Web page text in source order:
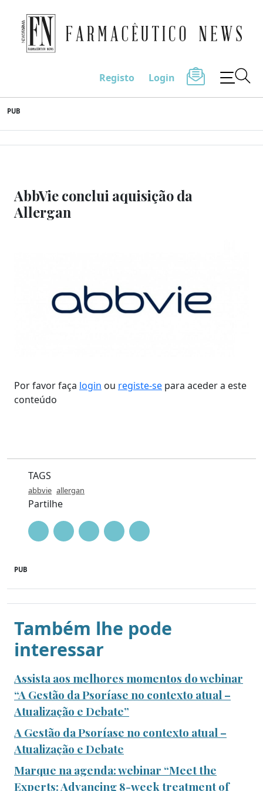
to
content
Farmacêutico News
Registo Login
PUB
AbbVie conclui aquisição da
Allergan
Por favor faça login ou registe-se para aceder a este
conteúdo
TAGS
abbvie allergan
Partilhe
PUB
Também lhe pode
interessar
Assista aos melhores momentos do webinar
“A Gestão da Psoríase no contexto atual –
Atualização e Debate”
A Gestão da Psoríase no contexto atual –
Atualização e Debate
Marque na agenda: webinar “Meet the
Experts: Advancing 8-week treatment of